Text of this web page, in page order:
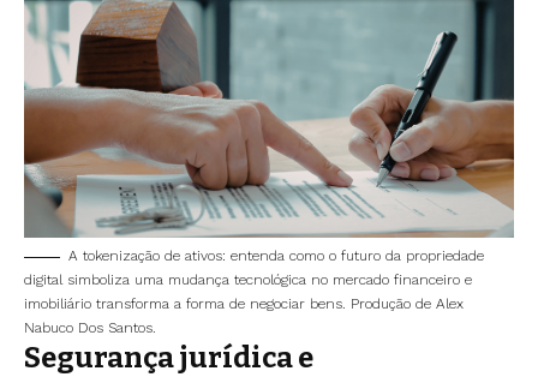
A tokenização de ativos: entenda como o futuro da propriedade
digital simboliza uma mudança tecnológica no mercado financeiro e
imobiliário transforma a forma de negociar bens. Produção de Alex
Nabuco Dos Santos.
Segurança jurídica e